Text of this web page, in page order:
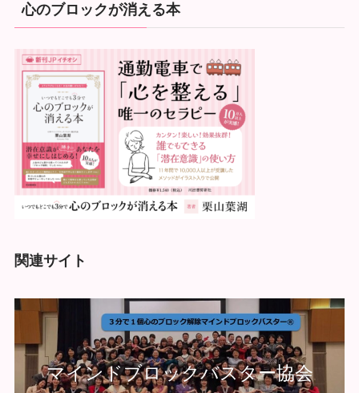
心のブロックが消える本
関連サイト
マインドブロックバスター協会